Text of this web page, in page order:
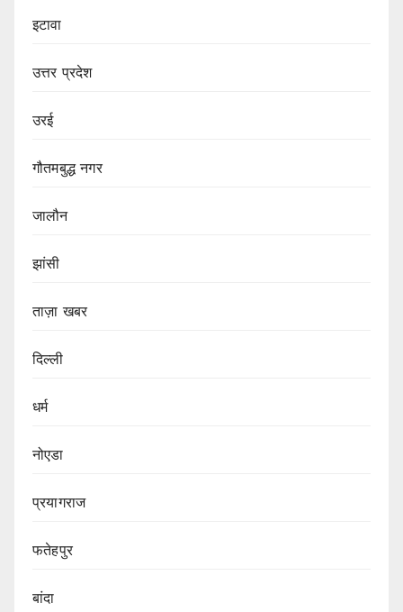
इटावा
उत्तर प्रदेश
उरई
गौतमबुद्ध नगर
जालौन
झांसी
ताज़ा खबर
दिल्ली
धर्म
नोएडा
प्रयागराज
फतेहपुर
बांदा